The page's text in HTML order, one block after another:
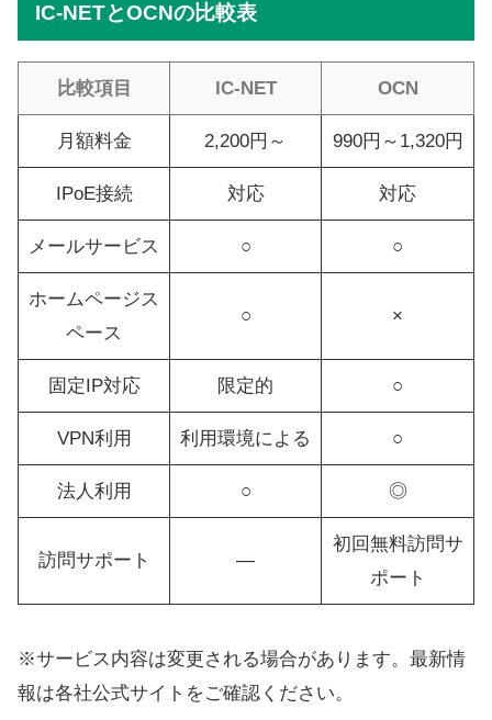
IC-NETとOCNの比較表
比較項目 IC-NET OCN
月額料金 2,200円～ 990円～1,320円
IPoE接続 対応 対応
メールサービス ○ ○
ホームページス
ペース
○ ×
固定IP対応 限定的 ○
VPN利用 利用環境による ○
法人利用 ○ ◎
訪問サポート ―
初回無料訪問サ
ポート
※サービス内容は変更される場合があります。最新情
報は各社公式サイトをご確認ください。